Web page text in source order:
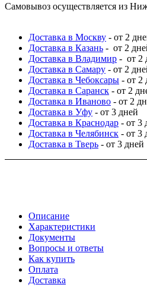
Самовывоз осуществляется из
Доставка в Москву - от 2
Доставка в Казань - от 2
Доставка в Владимир - от 2
Доставка в Самару - от 2
Доставка в Чебоксары - от 2
Доставка в Саранск - от 2
Доставка в Иваново - от 2
Доставка в Уфу - от 3 дней
Доставка в Краснодар - от 3
Доставка в Челябинск - от 3
Доставка в Тверь - от 3 дней
Описание
Характеристики
Документы
Вопросы и ответы
Как купить
Оплата
Доставка